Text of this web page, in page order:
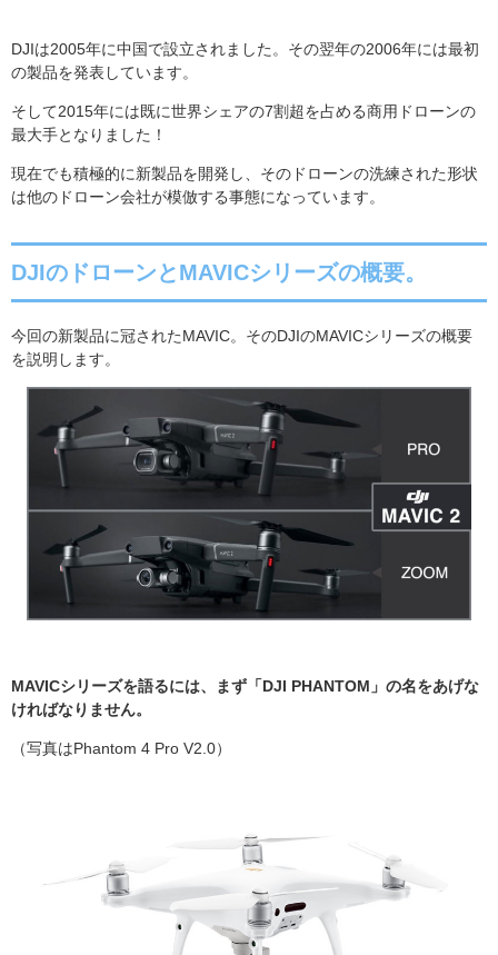
DJI は2005年に中国で設立されました。その翌年の2006年には最初
の製品を発表しています。
そして2015年には既に世界シェアの7割超を占める商用ドローンの
最大手となりました！
現在でも積極的に新製品を開発し、そのドローンの洗練された形状
は他のドローン会社が模倣する事態になっています。
DJIのドローンとMAVICシリーズの概要。
今回の新製品に冠されたMAVIC。 そのDJI のMAVICシリーズの概要
を説明します。
MAVICシリーズを語るには、まず「DJI PHANTOM」の名をあげな
ければなりません。
（写真はPhantom 4 Pro V2.0）